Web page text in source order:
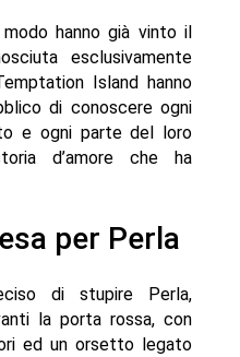
hanno già vinto il
esclusivamente
Island hanno
di conoscere ogni
e ogni parte del loro
d’amore che ha
per Perla
di stupire Perla,
la porta rossa, con
ed un orsetto legato